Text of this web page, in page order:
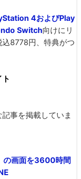
4およびPlay
Switch向けにリ
込8778円、特典がつ
事を掲載していま
の画面を3600時間